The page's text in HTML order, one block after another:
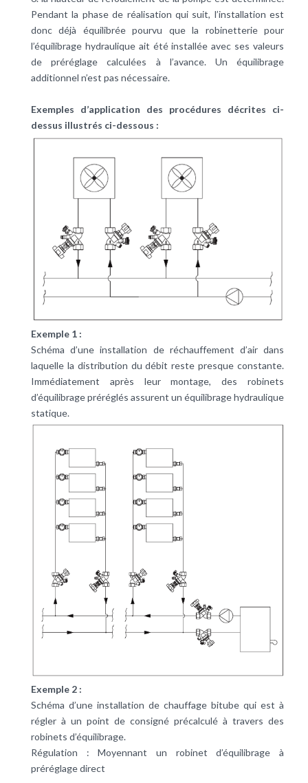
Pendant la phase de réalisation qui suit, l’installation est
donc déjà équilibrée pourvu que la robinetterie pour
l’équilibrage hydraulique ait été installée avec ses valeurs
de préréglage calculées à l’avance. Un équilibrage
additionnel n’est pas nécessaire.
Exemples d’application des procédures décrites ci-
dessus illustrés ci-dessous :
Exemple 1 :
Schéma d’une installation de réchauffement d’air dans
laquelle la distribution du débit reste presque constante.
Immédiatement après leur montage, des robinets
d’équilibrage préréglés assurent un équilibrage hydraulique
statique.
Exemple 2 :
Schéma d’une installation de chauffage bitube qui est à
régler à un point de consigné précalculé à travers des
robinets d’équilibrage.
Régulation : Moyennant un robinet d’équilibrage à
préréglage direct